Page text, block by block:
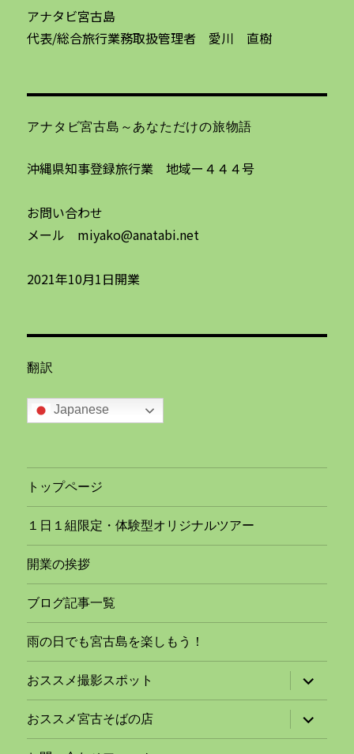
アナタビ宮古島
代表/総合旅行業務取扱管理者 愛川 直樹
アナタビ宮古島～あなただけの旅物語
沖縄県知事登録旅行業 地域ー４４４号
お問い合わせ
メール miyako@anatabi.net
2021年10月1日開業
翻訳
Japanese
トップページ
１日１組限定・体験型オリジナルツアー
開業の挨拶
ブログ記事一覧
雨の日でも宮古島を楽しもう！
おススメ撮影スポット
サ
ブ
メ
ニ
ュ
ー
おススメ宮古そばの店
サ
ブ
メ